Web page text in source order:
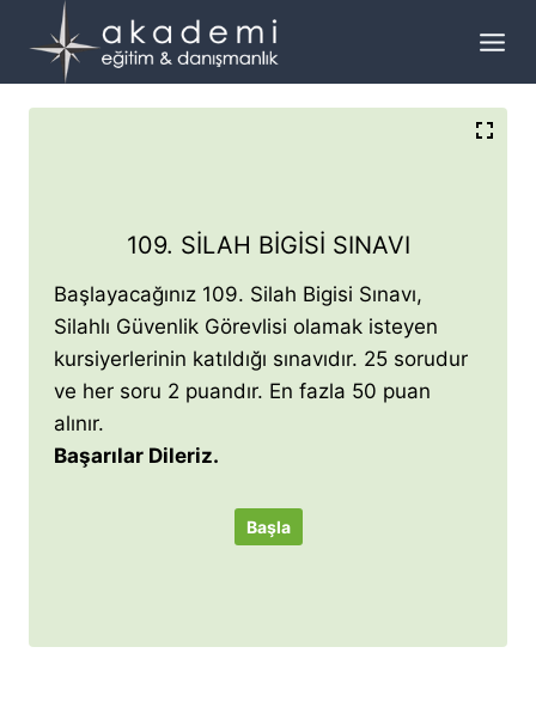
content
109. SILAH BIGISI SINAVI
Başlayacağınız 109. Silah Bigisi Sınavı,
Silahlı Güvenlik Görevlisi olamak isteyen
kursiyerlerinin katıldığı sınavıdır. 25 sorudur
ve her soru 2 puandır. En fazla 50 puan
alınır.
Başarılar Dileriz.